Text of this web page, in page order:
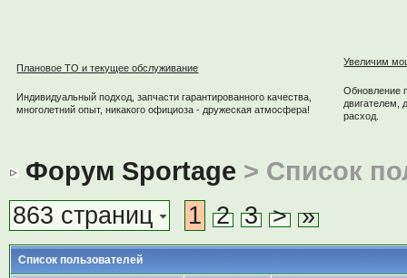
Плановое ТО и текущее обслуживание
Индивидуальный подход, запчасти гарантированного качества,
многолетний опыт, никакого официоза - дружеская атмосфера!
Увеличим
Обновление
двигателем,
расход.
Форум Sportage > Список
863 страниц 1 2 3 > »
Список пользователей